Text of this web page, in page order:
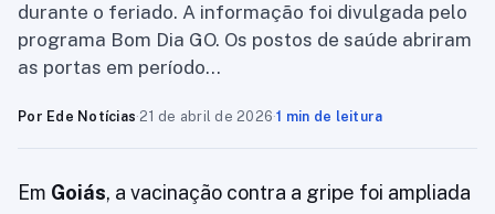
durante o feriado. A informação foi divulgada pelo
programa Bom Dia GO. Os postos de saúde abriram
as portas em período…
Por Ede Notícias·21 de abril de 2026·1 min de leitura
Em Goiás, a vacinação contra a gripe foi ampliada